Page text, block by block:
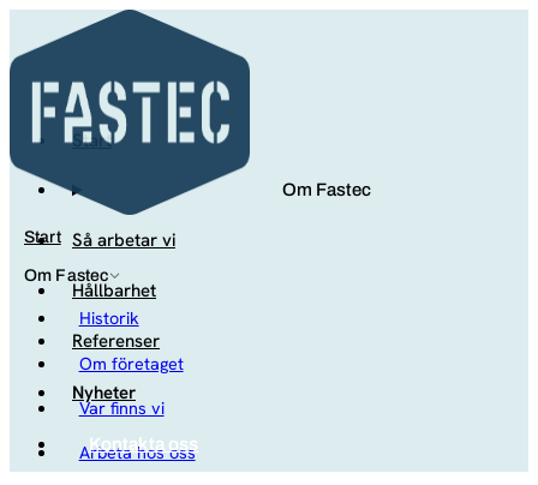
Start
Om Fastec
Historik
Om företaget
Var finns vi
Arbeta hos oss
Start
Om Fastec
Så arbetar vi
Hållbarhet
Referenser
Nyheter
Kontakta oss